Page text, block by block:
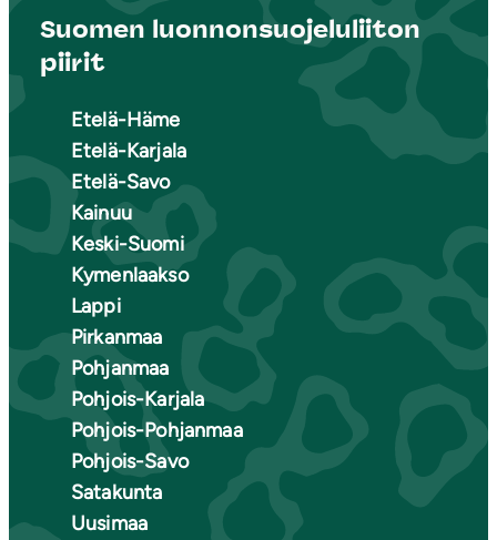
Suomen luonnonsuojeluliiton
piirit
Etelä-Häme
Etelä-Karjala
Etelä-Savo
Kainuu
Keski-Suomi
Kymenlaakso
Lappi
Pirkanmaa
Pohjanmaa
Pohjois-Karjala
Pohjois-Pohjanmaa
Pohjois-Savo
Satakunta
Uusimaa